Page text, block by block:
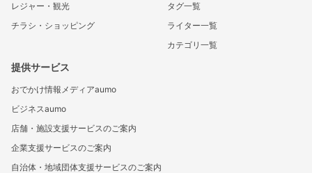
レジャー・観光
チラシ・ショッピング
タグ一覧
ライター一覧
カテゴリ一覧
提供サービス
おでかけ情報メディアaumo
ビジネスaumo
店舗・施設支援サービスのご案内
企業支援サービスのご案内
自治体・地域団体支援サービスのご案内